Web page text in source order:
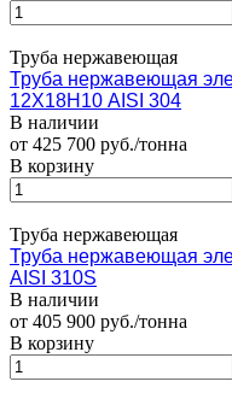
Труба нержавеющая
Труба нержавеющая
12Х18Н10 AISI 304
В наличии
от 425 700 руб./тонна
В корзину
Труба нержавеющая
Труба нержавеющая
AISI 310S
В наличии
от 405 900 руб./тонна
В корзину